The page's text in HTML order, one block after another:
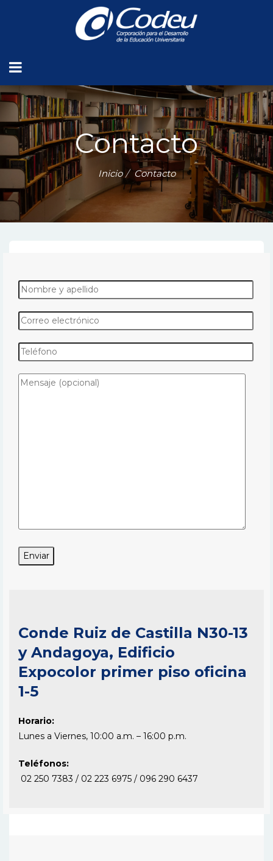
Contacto
Inicio Contacto
Conde Ruiz de Castilla N30-13
y Andagoya, Edificio
Expocolor primer piso oficina
1-5
Horario:
Lunes a Viernes, 10:00 a.m. – 16:00 p.m.
Teléfonos:
02 250 7383 / 02 223 6975 / 096 290 6437